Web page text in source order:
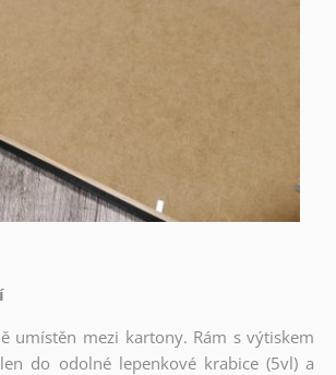
umístěn mezi kartony. Rám s výtiskem
do odolné lepenkové krabice (5vl) a